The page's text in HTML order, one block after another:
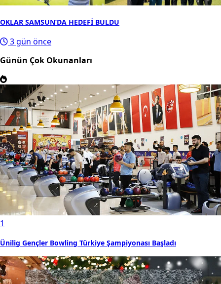
OKLAR SAMSUN’DA HEDEFİ BULDU
3 gün önce
Günün Çok Okunanları
1
Ünilig Gençler Bowling Türkiye Şampiyonası Başladı